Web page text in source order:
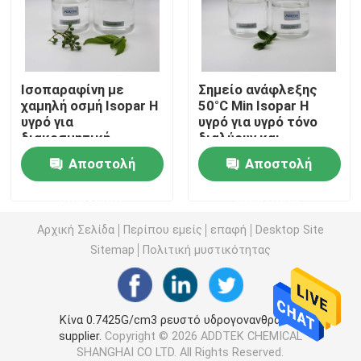
Ρευστό Λ Isopar
C13 14 ισοπαραφίνη
Ρευστό Isopar Μ
Ρευστό Isopar Χ
Ρευστό Γ Isopar
Ισοαλκάνες
Ισοπαραφίνη με
χαμηλή οσμή Isopar H
υγρό για
διακοσμητική
επικάλυψη στο
ΒιετνάμΑποστολή
Σημείο ανάφλεξης
50°C Min Isopar H
υγρό για υγρό τόνο
διαλύουν και
διασκορπίζουν τα
χρώματαΑποστολή
Αρχική Σελίδα Περίπου εμείς επαφή
Desktop Site
Sitemap
Πολιτική μυστικότητας
Κίνα 0.7425G/cm3 ρευστό υδρογονανθράκων
supplier. Copyright © 2026 ADDTEK CHEMICAL
SHANGHAI CO LTD. All Rights Reserved.